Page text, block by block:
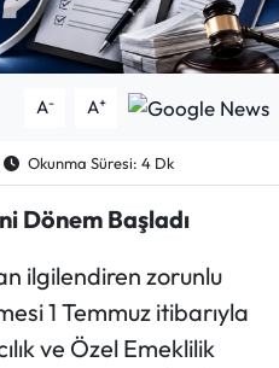
A- A+
Okunma Süresi: 4 Dk
Dönem Başladı
ilgilendiren zorunlu
1 Temmuz itibarıyla
ve Özel Emeklilik